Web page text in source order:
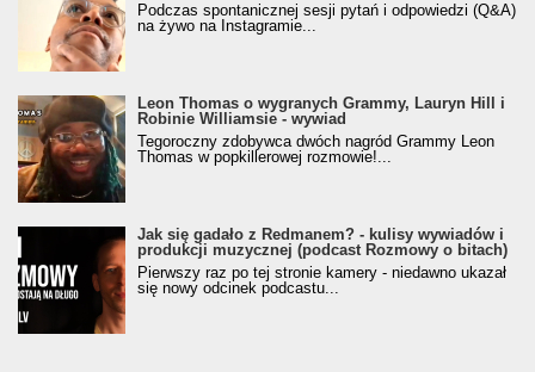
Podczas spontanicznej sesji pytań i odpowiedzi (Q&A)
na żywo na Instagramie...
Leon Thomas o wygranych Grammy, Lauryn Hill i
Robinie Williamsie - wywiad
Tegoroczny zdobywca dwóch nagród Grammy Leon
Thomas w popkillerowej rozmowie!...
Jak się gadało z Redmanem? - kulisy wywiadów i
produkcji muzycznej (podcast Rozmowy o bitach)
Pierwszy raz po tej stronie kamery - niedawno ukazał
się nowy odcinek podcastu...